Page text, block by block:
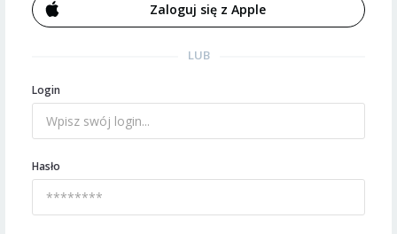
Zaloguj się z Apple
LUB
Login
Hasło